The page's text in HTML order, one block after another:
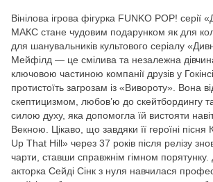
Вінілова ігрова фігурка FUNKO POP! серії
МАКС стане чудовим подарунком як для
для шанувальників культового серіалу
Мейфілд — це смілива та незалежна
ключовою частиною компанії друзів у
протистоїть загрозам із «Вивороту». Вона
скептицизмом, любов’ю до скейтбордингу
силою духу, яка допомогла їй вистояти
Векною. Цікаво, що завдяки її героїні
Up That Hill» через 37 років після релізу
чарти, ставши справжнім гімном порятунку.
акторка Сейді Сінк з нуля навчилася